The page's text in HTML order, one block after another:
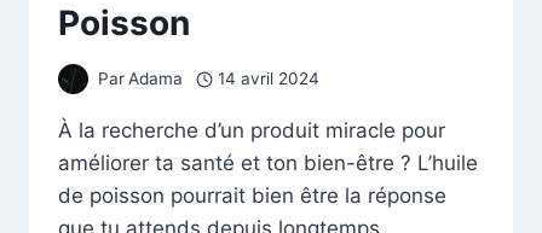
Poisson
ParAdama 14 avril 2024
À la recherche d’un produit miracle pour
améliorer ta santé et ton bien-être ? L’huile
de poisson pourrait bien être la réponse